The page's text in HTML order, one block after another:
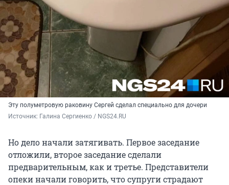
Эту полуметровую раковину Сергей сделал специально для дочери
Источник: Галина Сергиенко / NGS24.RU
Но дело начали затягивать. Первое заседание
отложили, второе заседание сделали
предварительным, как и третье. Представители
опеки начали говорить, что супруги страдают